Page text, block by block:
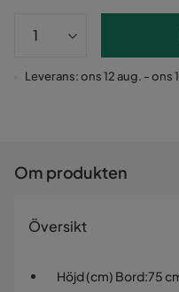
Leverans: ons 12 aug. - ons
Om produkten
Översikt
Höjd (cm) Bord:75